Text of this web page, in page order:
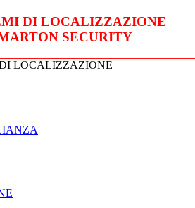
DI LOCALIZZAZIONE
SECURITY